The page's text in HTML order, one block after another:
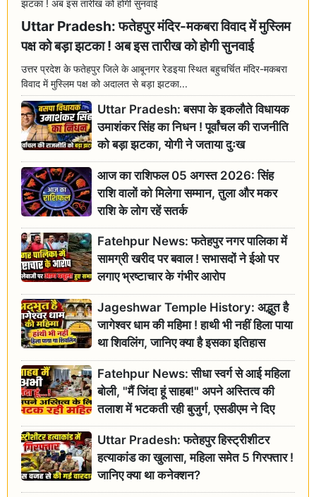
Uttar Pradesh: फतेहपुर मंदिर-मकबरा विवाद में मुस्लिम
पक्ष को बड़ा झटका ! अब इस तारीख को होगी सुनवाई
उत्तर प्रदेश के फतेहपुर जिले के आबूनगर रेडइया स्थित बहुचर्चित मंदिर-मकबरा
विवाद में मुस्लिम पक्ष को अदालत से बड़ा झटका...
Uttar Pradesh: बसपा के इकलौते विधायक
उमाशंकर सिंह का निधन ! पूर्वांचल की राजनीति
को बड़ा झटका, योगी ने जताया दुःख
आज का राशिफल 05 अगस्त 2026: सिंह
राशि वालों को मिलेगा सम्मान, तुला और मकर
राशि के लोग रहें सतर्क
Fatehpur News: फतेहपुर नगर पालिका में
सामग्री खरीद पर बवाल ! सभासदों ने ईओ पर
लगाए भ्रष्टाचार के गंभीर आरोप
Jageshwar Temple History: अद्भुत है
जागेश्वर धाम की महिमा ! हाथी भी नहीं हिला पाया
था शिवलिंग, जानिए क्या है इसका इतिहास
Fatehpur News: सीधा स्वर्ग से आई महिला
बोली, "मैं जिंदा हूं साहब!" अपने अस्तित्व की
तलाश में भटकती रही बुजुर्ग, एसडीएम ने दिए
जांच के आदेश
Uttar Pradesh: फतेहपुर हिस्ट्रीशीटर
हत्याकांड का खुलासा, महिला समेत 5 गिरफ्तार !
जानिए क्या था कनेक्शन?